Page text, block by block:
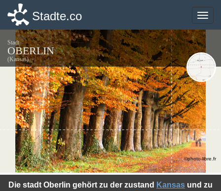
Toggle
Stadte.co
Stadt
OBERLIN
(Kansas)
Die stadt Oberlin gehört zu der zustand Kansas und zu
©photo-libre.fr
Toggle
Stadte.co